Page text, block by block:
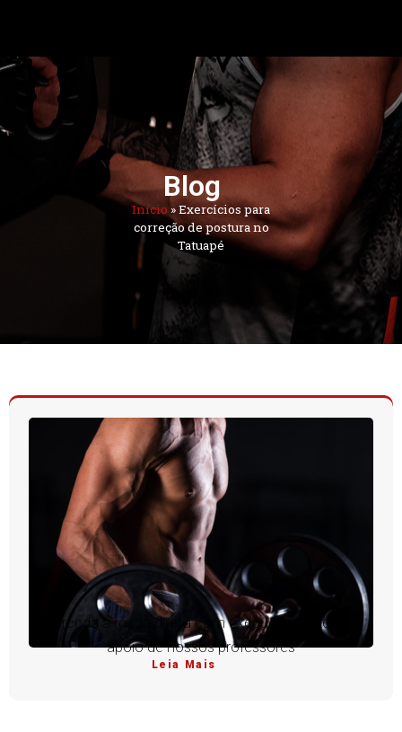
Blog
Início »Exercícios para
correção de postura no
Tatuapé
Aprenda a rosca direta com execução perfeita e
apoio de nossos professores
Leia Mais